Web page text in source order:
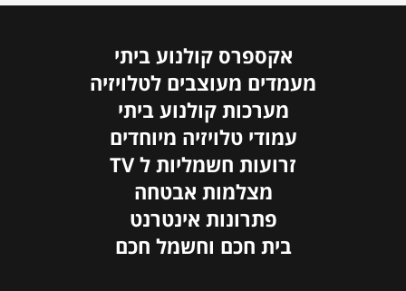
אקספרס קולנוע ביתי
מעמדים מעוצבים לטלויזיה
מערכות קולנוע ביתי
עמודי טלויזיה מיוחדים
זרועות חשמליות ל TV
מצלמות אבטחה
פתרונות אינטרנט
בית חכם וחשמל חכם